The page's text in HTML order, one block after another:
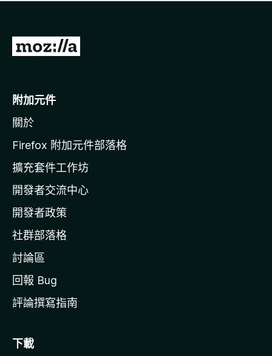
有
前
o
i
l
a
官
網
附加元件
關於
Firefox 附加元件部落格
擴充套件工作坊
開發者交流中心
開發者政策
社群部落格
討論區
回報 Bug
評論撰寫指南
下載